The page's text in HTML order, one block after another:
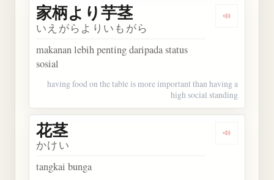
Dengarkan
家柄より芋茎
いえがらよりいもがら
makanan lebih penting daripada status
sosial
having food on the table is more important than having a
high social standing
Dengarkan
花茎
かけい
tangkai bunga